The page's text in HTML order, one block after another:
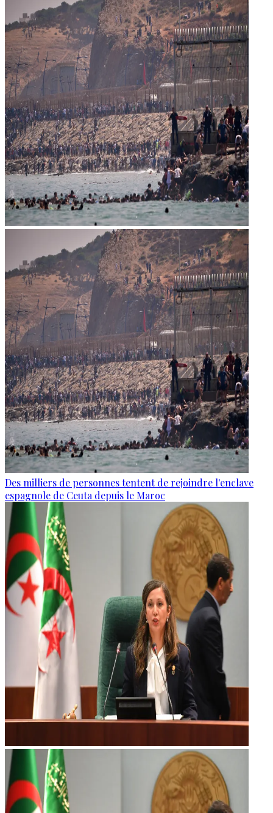
Des milliers de personnes tentent de rejoindre l'enclave
espagnole de Ceuta depuis le Maroc